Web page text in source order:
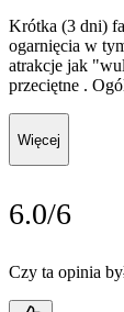
Krótka (3 dni)
ogarnięcia w
atrakcje jak
przeciętne .
Więcej
6.0/6
Czy ta opinia